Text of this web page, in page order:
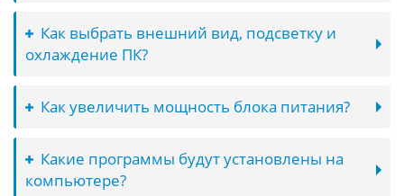
Как выбрать внешний вид, подсветку и
охлаждение ПК?
Как увеличить мощность блока питания?
Какие программы будут установлены на
компьютере?